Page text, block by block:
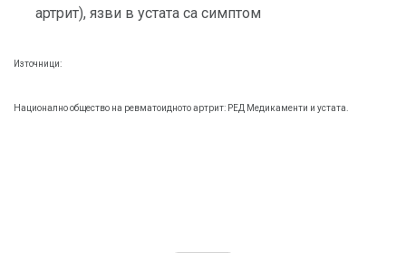
артрит), язви в устата са симптом
Източници:
Национално общество на ревматоидното артрит: РЕД Медикаменти и устата.